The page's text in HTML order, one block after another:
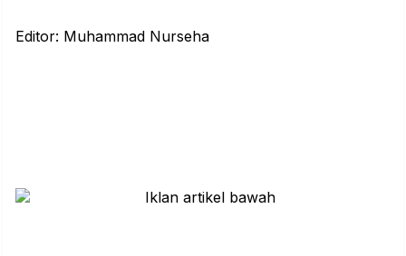
Editor: Muhammad Nurseha